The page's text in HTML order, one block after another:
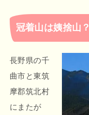
冠着山は姨捨山？
長野県の千
曲市と東筑
摩郡筑北村
にまたが